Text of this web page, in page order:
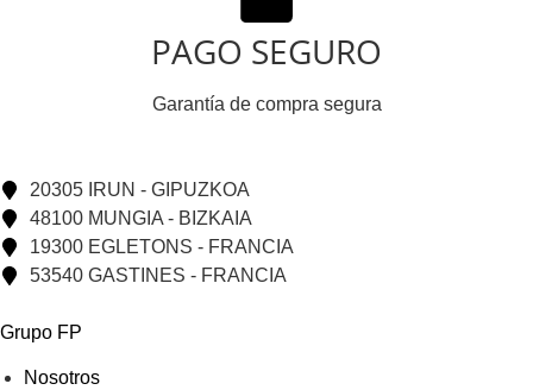
PAGO SEGURO
Garantía de compra segura
20305 IRUN - GIPUZKOA
48100 MUNGIA - BIZKAIA
19300 EGLETONS - FRANCIA
53540 GASTINES - FRANCIA
Grupo FP
Nosotros